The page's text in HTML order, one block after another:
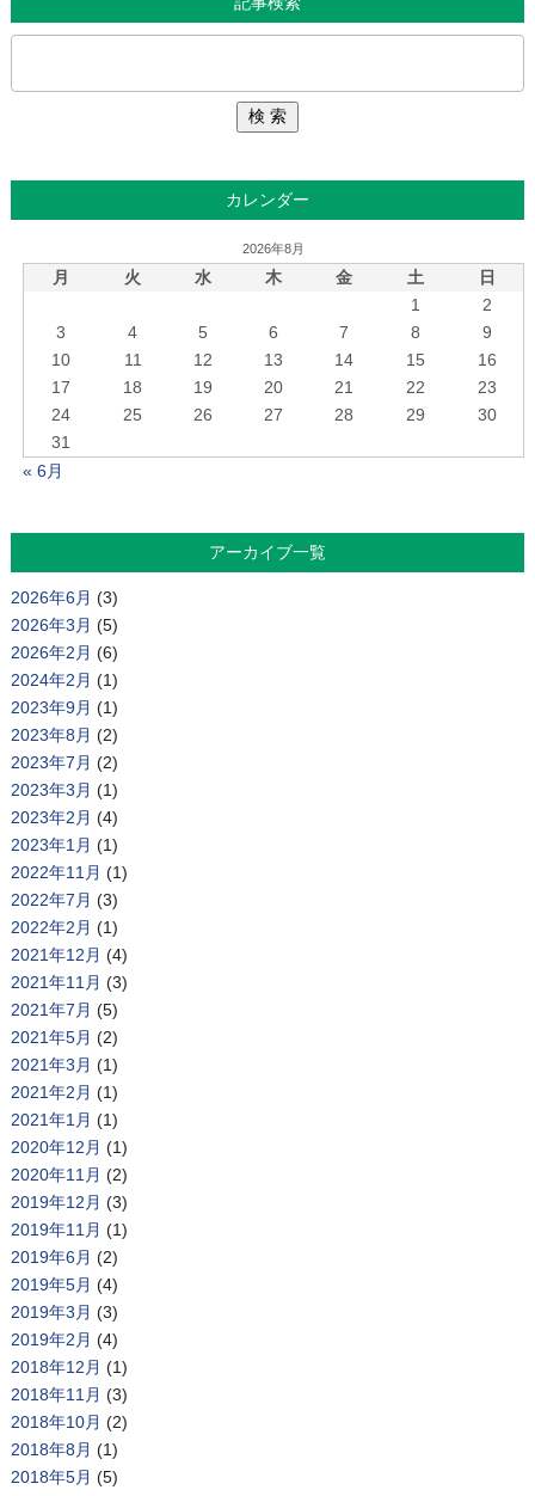
カレンダー
2026年8月
月 火 水 木 金 土
日
1
2
3
4 5 6 7 8
9
10
11 12 13 14 15
16
17
18 19 20 21 22
23
24
25 26 27 28 29
30
31
« 6月
アーカイブ一覧
2026年6月 (3)
2026年3月 (5)
2026年2月 (6)
2024年2月 (1)
2023年9月 (1)
2023年8月 (2)
2023年7月 (2)
2023年3月 (1)
2023年2月 (4)
2023年1月 (1)
2022年11月 (1)
2022年7月 (3)
2022年2月 (1)
2021年12月 (4)
2021年11月 (3)
2021年7月 (5)
2021年5月 (2)
2021年3月 (1)
2021年2月 (1)
2021年1月 (1)
2020年12月 (1)
2020年11月 (2)
2019年12月 (3)
2019年11月 (1)
2019年6月 (2)
2019年5月 (4)
2019年3月 (3)
2019年2月 (4)
2018年12月 (1)
2018年11月 (3)
2018年10月 (2)
2018年8月 (1)
2018年5月 (5)